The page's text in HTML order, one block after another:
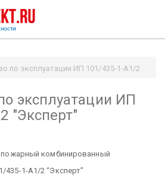
по эксплуатации ИП 101/435-1-А1/2
эксплуатации ИП
"Эксперт"
комбинированный
435-1-А1/2 “Эксперт”